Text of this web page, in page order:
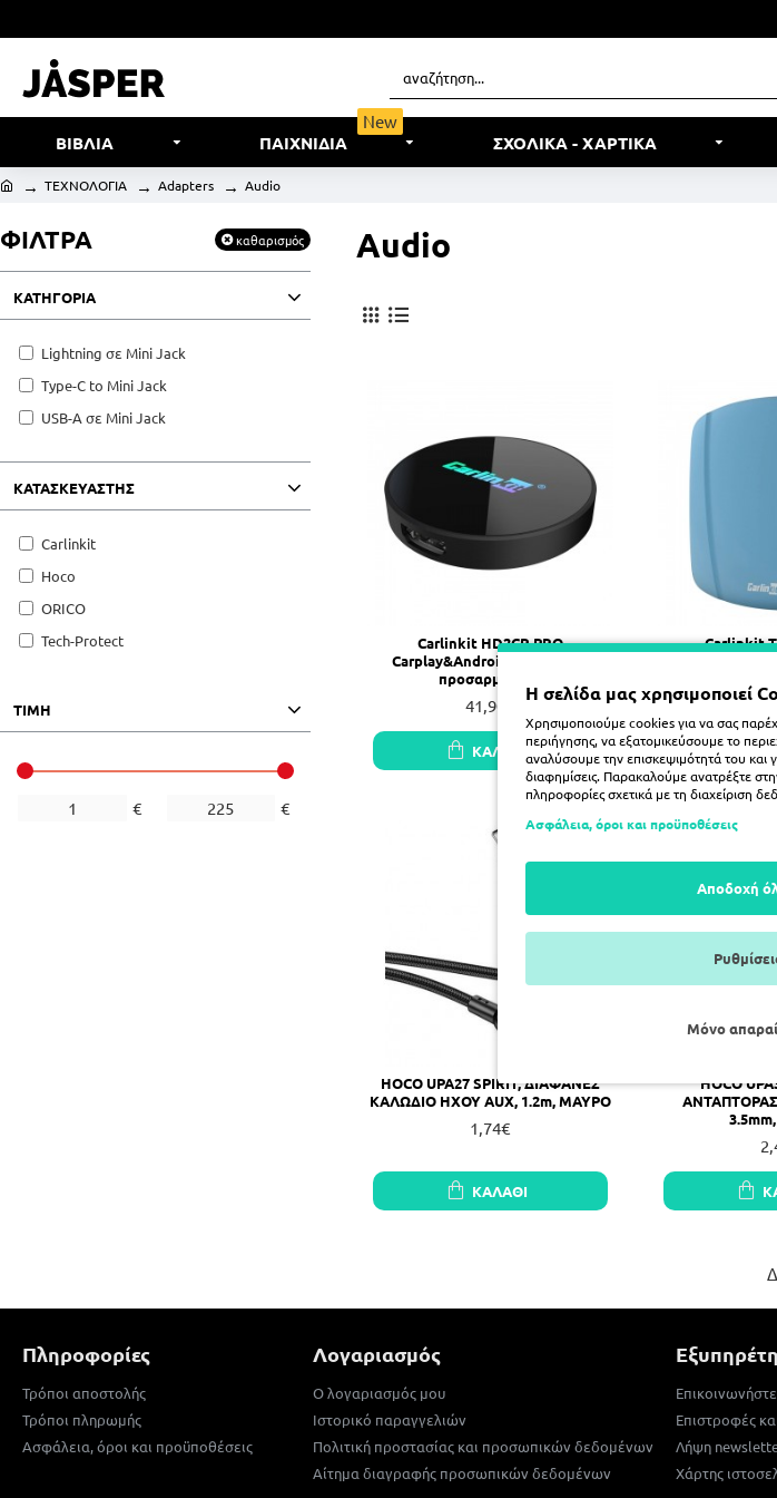
ΒΙΒΛΙΑ ΠΑΙΧΝΙΔΙΑ
New
ΣΧΟΛΙΚΑ - ΧΑΡΤΙΚΑ
ΤΕΧΝΟΛΟΓΙΑ Adapters Audio
ΦΙΛΤΡΑ καθαρισμός
ΤΙΜΗ
€ €
ΚΑΤΗΓΟΡΙΑ
Lightning σε Mini Jack
Type-C to Mini Jack
USB-A σε Mini Jack
ΚΑΤΑΣΚΕΥΑΣΤΗΣ
Carlinkit
Hoco
ORICO
Tech-Protect
Audio
Carlinkit HD2CP-PRO
Carplay&Android ασύρματος
προσαρμογέας
41,90€
ΚΑΛΆΘΙ
Carlinkit
HOCO UPA27 SPIRIT, ΔΙΑΦΑΝΕΣ
ΚΑΛΩΔΙΟ ΗΧΟΥ AUX, 1.2m, ΜΑΥΡΟ
1,74€
ΚΑΛΆΘΙ
HOCO
Πληροφορίες
Τρόποι αποστολής
Τρόποι πληρωμής
Ασφάλεια, όροι και προϋποθέσεις
Λογαριασμός
Ο λογαριασμός μου
Ιστορικό παραγγελιών
Πολιτική προστασίας και προσωπικών δεδομένων
Αίτημα διαγραφής προσωπικών δεδομένων
Επιστροφές
Λήψη
Χάρτης
Η σελίδα μας χρησιμοποιεί
Χρησιμοποιούμε cookies για να σας
περιήγησης, να εξατομικεύσουμε το
αναλύσουμε την επισκεψιμότητά του και
διαφημίσεις. Παρακαλούμε ανατρέξτε
πληροφορίες σχετικά με τη διαχείριση
Ασφάλεια, όροι και προϋποθέσεις
Αποδοχή
Μόνο